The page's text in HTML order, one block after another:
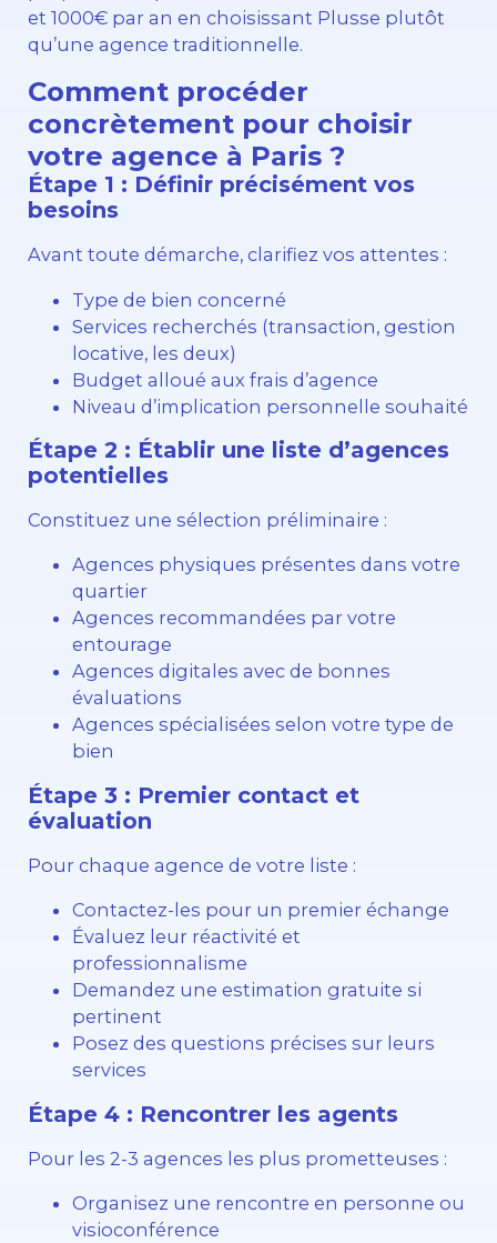
et 1000€ par an en choisissant Plusse plutôt
qu’une agence traditionnelle.
Comment procéder
concrètement pour choisir
votre agence à Paris ?
Étape 1 : Définir précisément vos
besoins
Avant toute démarche, clarifiez vos attentes :
Type de bien concerné
Services recherchés (transaction, gestion
locative, les deux)
Budget alloué aux frais d’agence
Niveau d’implication personnelle souhaité
Étape 2 : Établir une liste d’agences
potentielles
Constituez une sélection préliminaire :
Agences physiques présentes dans votre
quartier
Agences recommandées par votre
entourage
Agences digitales avec de bonnes
évaluations
Agences spécialisées selon votre type de
bien
Étape 3 : Premier contact et
évaluation
Pour chaque agence de votre liste :
Contactez-les pour un premier échange
Évaluez leur réactivité et
professionnalisme
Demandez une estimation gratuite si
pertinent
Posez des questions précises sur leurs
services
Étape 4 : Rencontrer les agents
Pour les 2-3 agences les plus prometteuses :
Organisez une rencontre en personne ou
visioconférence